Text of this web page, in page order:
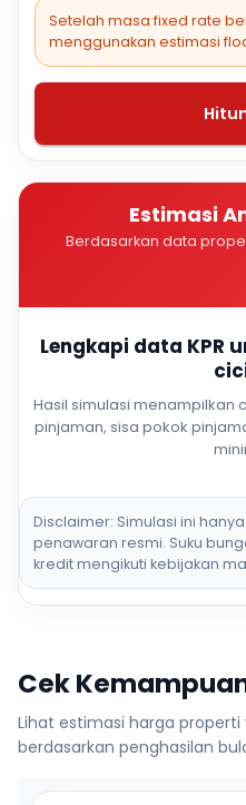
Setelah masa fixed rate
menggunakan estimasi
Estimasi
Berdasarkan data
Lengkapi data KPR
Hasil simulasi menampilkan
pinjaman, sisa pokok
Disclaimer: Simulasi ini
penawaran resmi. Suku
kredit mengikuti kebijakan
Cek
Lihat estimasi harga properti
berdasarkan penghasilan